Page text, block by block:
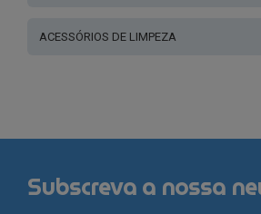
ACESSÓRIOS DE LIMPEZA
Subscreva a nossa